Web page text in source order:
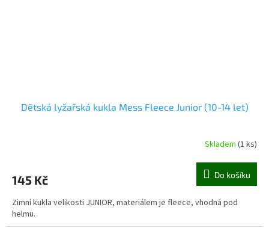
Dětská lyžařská kukla Mess Fleece Junior (10-14 let)
Skladem (1 ks)
145 Kč Do košíku
Zimní kukla velikosti JUNIOR, materiálem je fleece, vhodná pod
helmu.